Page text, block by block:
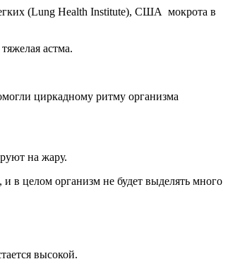
(Lung Health Institute), США мокрота в
астма.
циркадному ритму организма
на жару.
в целом организм не будет выделять много
высокой.